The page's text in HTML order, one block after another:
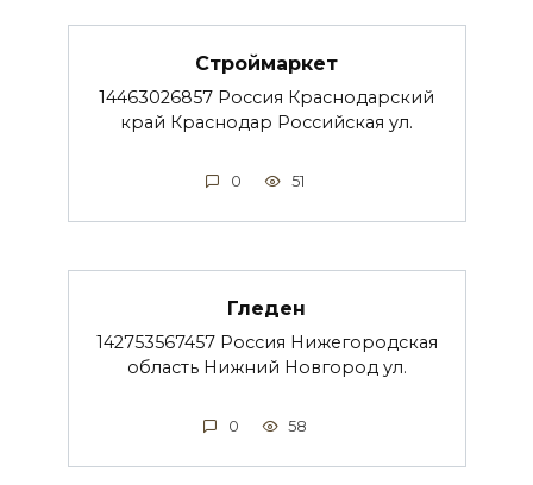
Строймаркет
14463026857 Россия Краснодарский
край Краснодар Российская ул.
0 51
Гледен
142753567457 Россия Нижегородская
область Нижний Новгород ул.
0 58